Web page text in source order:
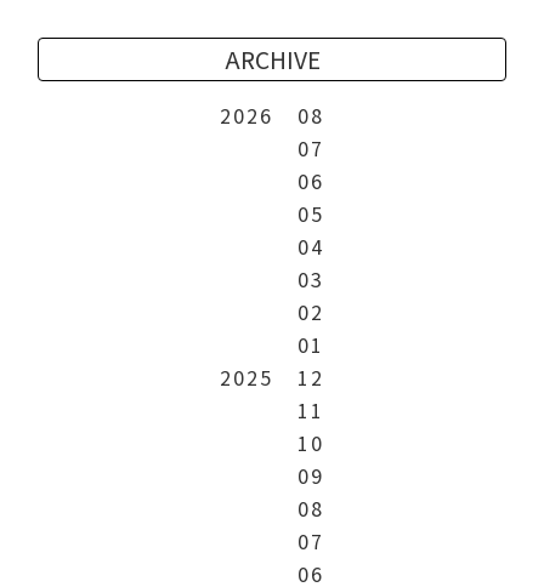
ARCHIVE
2026
08
07
06
05
04
03
02
01
2025
12
11
10
09
08
07
06